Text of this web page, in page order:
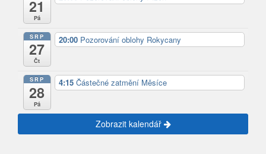
21
Pá
SRP
27
Čt
20:00 Pozorování oblohy Rokycany
SRP
28
Pá
4:15 Částečné zatmění Měsíce
Zobrazit kalendář